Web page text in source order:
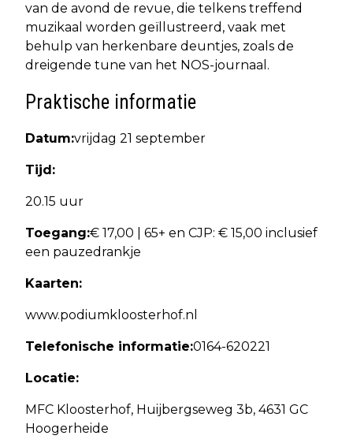
van de avond de revue, die telkens treffend
muzikaal worden geïllustreerd, vaak met
behulp van herkenbare deuntjes, zoals de
dreigende tune van het NOS-journaal.
Praktische informatie
Datum:vrijdag 21 september
Tijd:
20.15 uur
Toegang:€ 17,00 | 65+ en CJP: € 15,00 inclusief
een pauzedrankje
Kaarten:
www.podiumkloosterhof.nl
Telefonische informatie:0164-620221
Locatie:
MFC Kloosterhof, Huijbergseweg 3b, 4631 GC
Hoogerheide